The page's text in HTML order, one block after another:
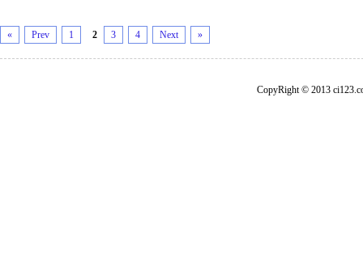
« Prev 1 2 3 4 Next »
CopyRight © 2013